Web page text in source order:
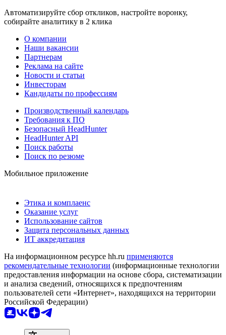
Автоматизируйте сбор откликов, настройте воронку,
собирайте аналитику в 2 клика
О компании
Наши вакансии
Партнерам
Реклама на сайте
Новости и статьи
Инвесторам
Кандидаты по профессиям
Производственный календарь
Требования к ПО
Безопасный HeadHunter
HeadHunter API
Поиск работы
Поиск по резюме
Мобильное приложение
Этика и комплаенс
Оказание услуг
Использование сайтов
Защита персональных данных
ИТ аккредитация
На информационном ресурсе hh.ru применяются
рекомендательные технологии (информационные технологии
предоставления информации на основе сбора, систематизации
и анализа сведений, относящихся к предпочтениям
пользователей сети «Интернет», находящихся на территории
Российской Федерации)